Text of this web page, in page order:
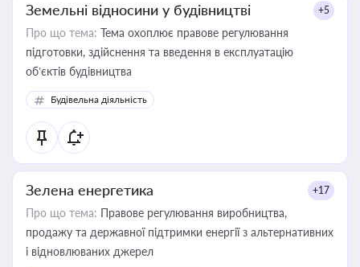
Земельні відносини у будівництві +5
Про що тема: Тема охоплює правове регулювання
підготовки, здійснення та введення в експлуатацію
об’єктів будівництва
Будівельна діяльність
Зелена енергетика +17
Про що тема: Правове регулювання виробництва,
продажу та державної підтримки енергії з альтернативних
і відновлюваних джерел